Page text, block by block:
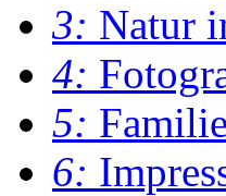
3: Natur
4:
5:
6: